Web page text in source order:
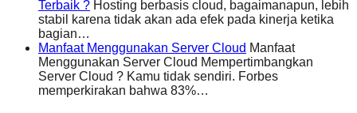
Terbaik ? Hosting berbasis cloud, bagaimanapun, lebih
stabil karena tidak akan ada efek pada kinerja ketika
bagian…
Manfaat Menggunakan Server Cloud Manfaat
Menggunakan Server Cloud Mempertimbangkan
Server Cloud ? Kamu tidak sendiri. Forbes
memperkirakan bahwa 83%…